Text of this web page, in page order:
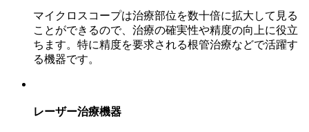
マイクロスコープは治療部位を数十倍に拡大して見る
ことができるので、治療の確実性や精度の向上に役立
ちます。特に精度を要求される根管治療などで活躍す
る機器です。
レーザー治療機器